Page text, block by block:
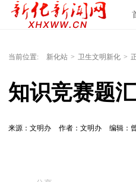
当前位置: 新化站 > 卫生文明新化 >
知识竞赛题
来源：文明办 作者：文明办 编辑：